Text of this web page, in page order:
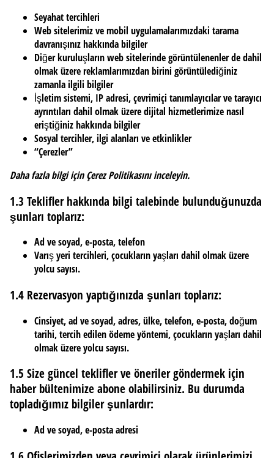
Seyahat tercihleri
Web sitelerimiz ve mobil uygulamalarımızdaki tarama
davranışınız hakkında bilgiler
Diğer kuruluşların web sitelerinde görüntülenenler de dahil
olmak üzere reklamlarımızdan birini görüntülediğiniz
zamanla ilgili bilgiler
İşletim sistemi, IP adresi, çevrimiçi tanımlayıcılar ve tarayıcı
ayrıntıları dahil olmak üzere dijital hizmetlerimize nasıl
eriştiğiniz hakkında bilgiler
Sosyal tercihler, ilgi alanları ve etkinlikler
“Çerezler”
Daha fazla bilgi için Çerez Politikasını inceleyin.
1.3 Teklifler hakkında bilgi talebinde bulunduğunuzda
şunları toplarız:
Ad ve soyad, e-posta, telefon
Varış yeri tercihleri, çocukların yaşları dahil olmak üzere
yolcu sayısı.
1.4 Rezervasyon yaptığınızda şunları toplarız:
Cinsiyet, ad ve soyad, adres, ülke, telefon, e-posta, doğum
tarihi, tercih edilen ödeme yöntemi, çocukların yaşları dahil
olmak üzere yolcu sayısı.
1.5 Size güncel teklifler ve öneriler göndermek için
haber bültenimize abone olabilirsiniz. Bu durumda
topladığımız bilgiler şunlardır:
Ad ve soyad, e-posta adresi